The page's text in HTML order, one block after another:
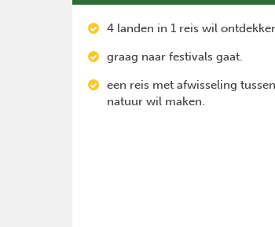
4 landen in 1 reis wil
graag naar festivals gaat.
een reis met afwisseling
natuur wil maken.